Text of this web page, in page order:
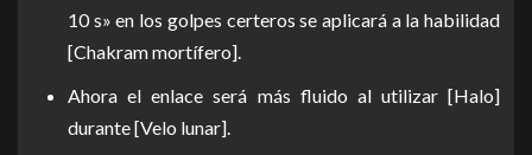
10 s» en los golpes certeros se aplicará a la habilidad
[Chakram mortífero].
Ahora el enlace será más fluido al utilizar [Halo]
durante [Velo lunar].